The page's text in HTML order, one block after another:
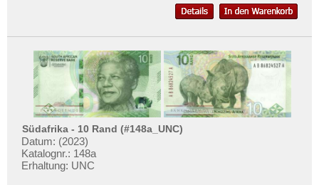
Südafrika - 10 Rand (#148a_UNC)
Datum: (2023)
Katalognr.: 148a
Erhaltung: UNC